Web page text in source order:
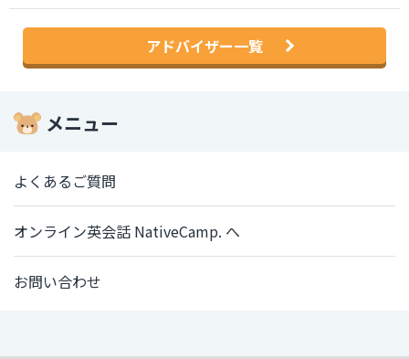
アドバイザー一覧
メニュー
よくあるご質問
オンライン英会話 NativeCamp. へ
お問い合わせ